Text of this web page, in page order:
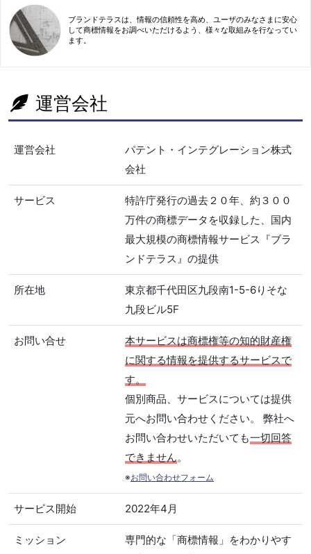
ブランドテラスは、情報の信頼性を高め、ユーザのみなさまに安心
して商標情報をお調べいただけるよう、様々な取組みを行なってい
ます。
運営会社
運営会社
パテント・インテグレーション株式
会社
サービス
特許庁発行の過去２０年、約３００
万件の商標データを収録した、国内
最大規模の商標情報サービス『ブラ
ンドテラス』の提供
所在地
東京都千代田区九段南1-5-6りそな
九段ビル5F
お問い合せ
本サービスは商標権等の知的財産権
に関する情報を提供するサービスで
す。
個別商品、サービスについては提供
元へお問い合わせください。 弊社へ
お問い合わせいただいても一切回答
できません。
※お問い合わせフォーム
サービス開始 2022年4月
ミッション
専門的な「商標情報」をわかりやす